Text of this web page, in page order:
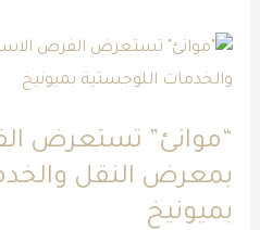
“موانئ” تستعرض
بمعرض النقل
بميونيخ
“موانئ”
تستعرض
الاستثمارية
بمعرض
النقل